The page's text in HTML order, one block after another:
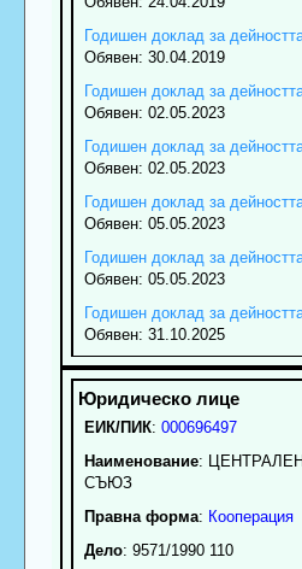
Годишен доклад за
Обявен: 30.04.2019
Годишен доклад за
Обявен: 02.05.2023
Годишен доклад за
Обявен: 02.05.2023
Годишен доклад за
Обявен: 05.05.2023
Годишен доклад за
Обявен: 05.05.2023
Годишен доклад за
Обявен: 31.10.2025
ЕИК/ПИК: 000696497
Наименование:
СЪЮЗ
Правна форма: Кооперация
Дело: 9571/1990 110